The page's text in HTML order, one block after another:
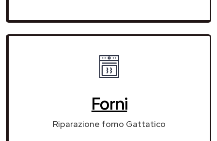
Forni
Riparazione forno Gattatico